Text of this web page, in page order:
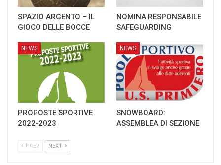
SPAZIO ARGENTO – IL
GIOCO DELLE BOCCE
NOMINA RESPONSABILE
SAFEGUARDING
NEWS
PROPOSTE SPORTIVE
2022-2023
NEWS
SNOWBOARD:
ASSEMBLEA DI SEZIONE
PREV NEXT